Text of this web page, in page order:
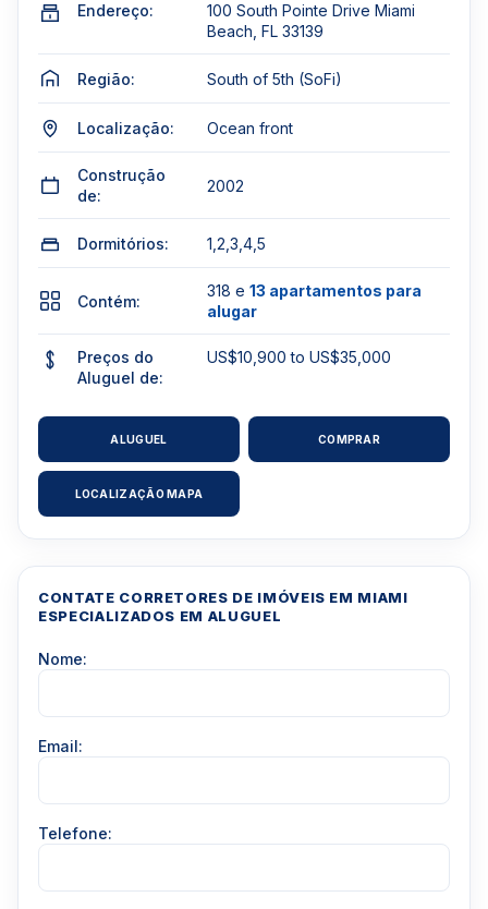
Endereço:
100 South Pointe Drive Miami
Beach, FL 33139
Região: South of 5th (SoFi)
Localização: Ocean front
Construção
de:
2002
Dormitórios: 1,2,3,4,5
Contém:
318 e 13 apartamentos para
alugar
Preços do
Aluguel de:
US$10,900 to US$35,000
ALUGUEL COMPRAR
LOCALIZAÇÃO MAPA
CONTATE CORRETORES DE IMÓVEIS EM MIAMI
ESPECIALIZADOS EM ALUGUEL
Nome:
Email:
Telefone: